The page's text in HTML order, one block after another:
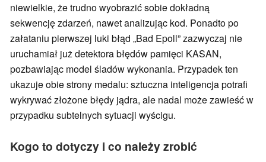
niewielkie, że trudno wyobrazić sobie dokładną
sekwencję zdarzeń, nawet analizując kod. Ponadto po
załataniu pierwszej luki błąd „Bad Epoll” zazwyczaj nie
uruchamiał już detektora błędów pamięci KASAN,
pozbawiając model śladów wykonania. Przypadek ten
ukazuje obie strony medalu: sztuczna inteligencja potrafi
wykrywać złożone błędy jądra, ale nadal może zawieść w
przypadku subtelnych sytuacji wyścigu.
Kogo to dotyczy i co należy zrobić